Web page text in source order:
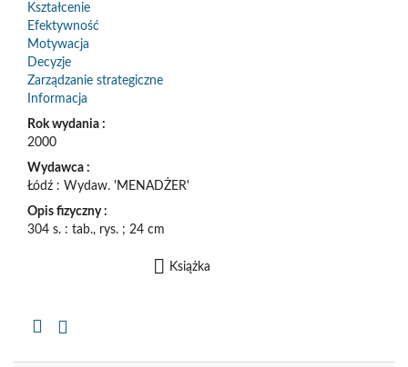
Kształcenie
Efektywność
Motywacja
Decyzje
Zarządzanie strategiczne
Informacja
Rok wydania :
2000
Wydawca :
Łódź : Wydaw. 'MENADŻER'
Opis fizyczny :
304 s. : tab., rys. ; 24 cm
Książka